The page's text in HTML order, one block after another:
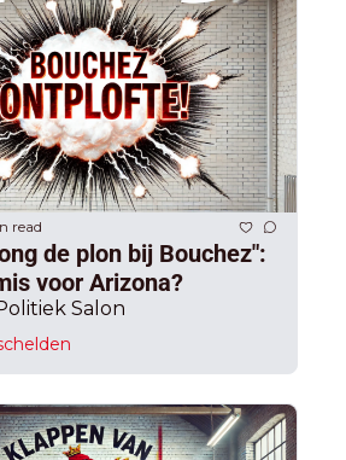
read
de plon bij Bouchez":
Salon